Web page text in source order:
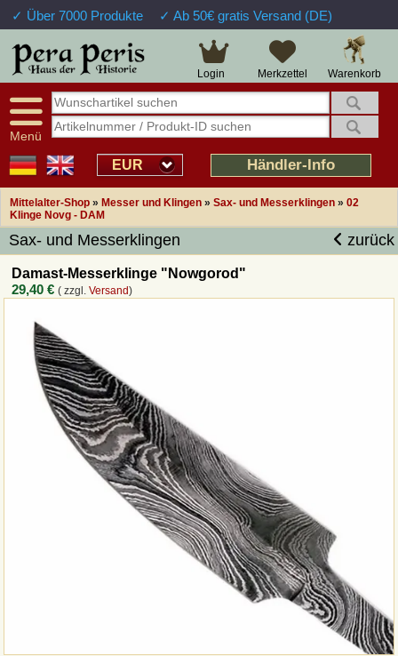
✓ Über 7000 Produkte ✓ Ab 50€ gratis Versand (DE)
Warenkorb
Merkzettel
Login
Menü
EUR Händler-Info
Mittelalter-Shop » Messer und Klingen » Sax- und Messerklingen » 02
Klinge Novg - DAM
Sax- und Messerklingen zurück
Damast-Messerklinge "Nowgorod"
29,40 € ( zzgl.Versand)
Große Auswahl
Verfügbarkeitsanzeige
Sendungsverfolgung
Intelligente Navigation
Freundlicher Service
14 Tage Widerrufsrecht
Über 25 Jahre Erfahrung
Schnelle Rücküberweisung
Kulant bei Retouren
Prof. Auftragsabwicklung
Übersicht Mittelalter-Produkte
Impressum
Widerrufsfunktion
Rückruf-Service
Zahlungsweisen